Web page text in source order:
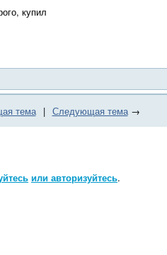
купил
тема | Следующая тема→
или авторизуйтесь.